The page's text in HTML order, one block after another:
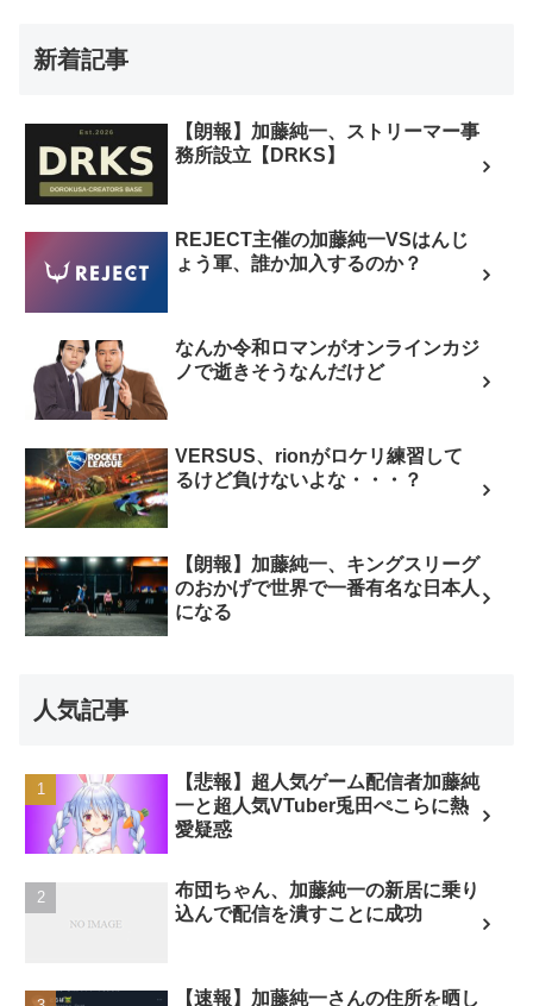
新着記事
【朗報】加藤純一、ストリーマー事
務所設立【DRKS】
REJECT主催の加藤純一VSはんじ
ょう軍、誰か加入するのか？
なんか令和ロマンがオンラインカジ
ノで逝きそうなんだけど
VERSUS、rionがロケリ練習して
るけど負けないよな・・・？
【朗報】加藤純一、キングスリーグ
のおかげで世界で一番有名な日本人
になる
人気記事
【悲報】超人気ゲーム配信者加藤純
一と超人気VTuber兎田ぺこらに熱
愛疑惑
布団ちゃん、加藤純一の新居に乗り
込んで配信を潰すことに成功
【速報】加藤純一さんの住所を晒し